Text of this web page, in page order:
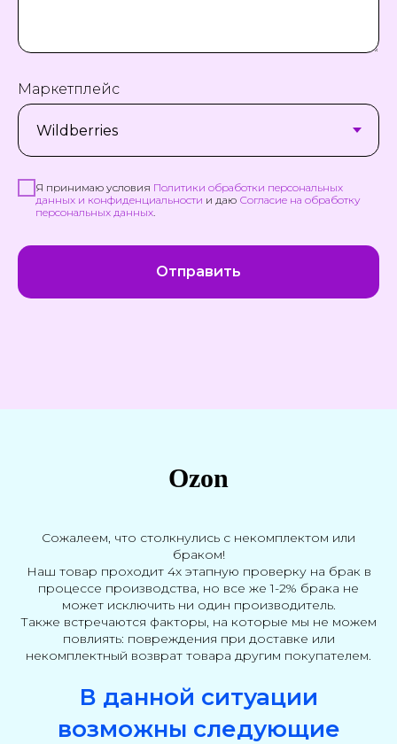
Маркетплейс
Я принимаю условия Политики обработки персональных
данных и конфиденциальности и даю Согласие на обработку
персональных данных.
Отправить
Ozon
Сожалеем, что столкнулись с некомплектом или
браком!
Наш товар проходит 4х этапную проверку на брак в
процессе производства, но все же 1-2% брака не
может исключить ни один производитель.
Также встречаются факторы, на которые мы не можем
повлиять: повреждения при доставке или
некомплектный возврат товара другим покупателем.
В данной ситуации
возможны следующие